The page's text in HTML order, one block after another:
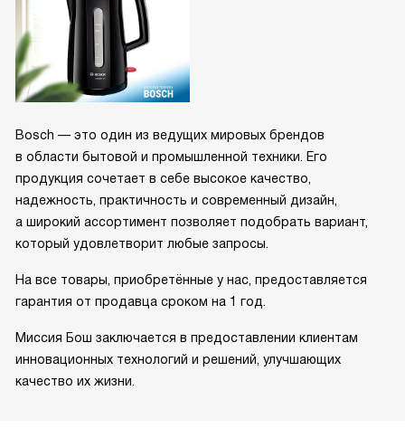
Bosch — это один из ведущих мировых брендов
в области бытовой и промышленной техники. Его
продукция сочетает в себе высокое качество,
надежность, практичность и современный дизайн,
а широкий ассортимент позволяет подобрать вариант,
который удовлетворит любые запросы.
На все товары, приобретённые у нас, предоставляется
гарантия от продавца сроком на 1 год.
Миссия Бош заключается в предоставлении клиентам
инновационных технологий и решений, улучшающих
качество их жизни.